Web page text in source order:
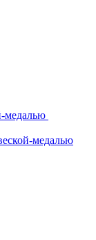
медалью
медалью